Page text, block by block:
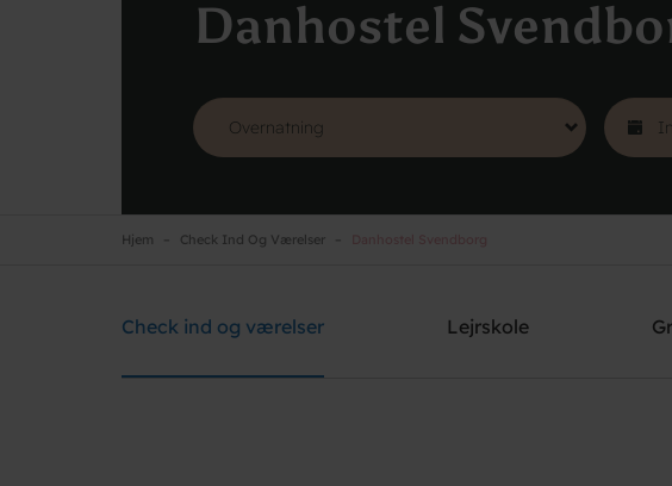
Danhostel
Danhostel Svendborg
Hjem Check Ind Og Værelser
Check ind og værelser Lejrskole